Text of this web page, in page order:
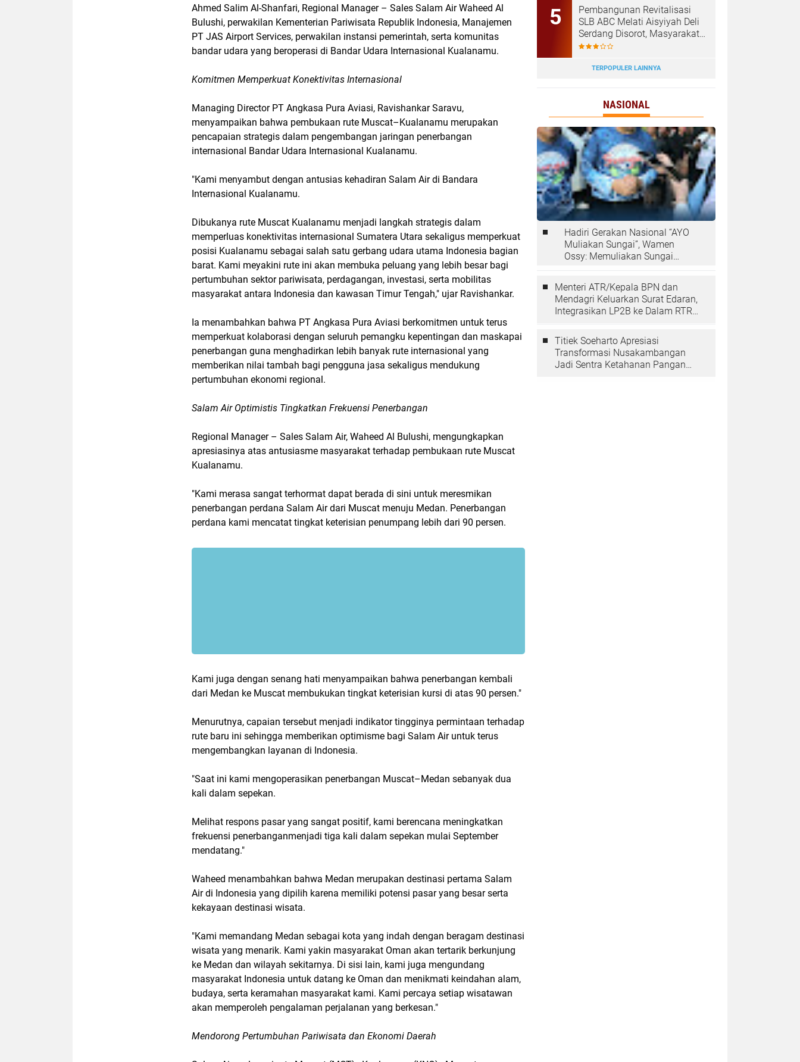
Ahmed Salim Al-Shanfari, Regional Manager – Sales Salam Air Waheed Al
Bulushi, perwakilan Kementerian Pariwisata Republik Indonesia, Manajemen
PT JAS Airport Services, perwakilan instansi pemerintah, serta komunitas
bandar udara yang beroperasi di Bandar Udara Internasional Kualanamu.
Komitmen Memperkuat Konektivitas Internasional
Managing Director PT Angkasa Pura Aviasi, Ravishankar Saravu,
menyampaikan bahwa pembukaan rute Muscat–Kualanamu merupakan
pencapaian strategis dalam pengembangan jaringan penerbangan
internasional Bandar Udara Internasional Kualanamu.
"Kami menyambut dengan antusias kehadiran Salam Air di Bandara
Internasional Kualanamu.
Dibukanya rute Muscat Kualanamu menjadi langkah strategis dalam
memperluas konektivitas internasional Sumatera Utara sekaligus memperkuat
posisi Kualanamu sebagai salah satu gerbang udara utama Indonesia bagian
barat. Kami meyakini rute ini akan membuka peluang yang lebih besar bagi
pertumbuhan sektor pariwisata, perdagangan, investasi, serta mobilitas
masyarakat antara Indonesia dan kawasan Timur Tengah," ujar Ravishankar.
Ia menambahkan bahwa PT Angkasa Pura Aviasi berkomitmen untuk terus
memperkuat kolaborasi dengan seluruh pemangku kepentingan dan maskapai
penerbangan guna menghadirkan lebih banyak rute internasional yang
memberikan nilai tambah bagi pengguna jasa sekaligus mendukung
pertumbuhan ekonomi regional.
Salam Air Optimistis Tingkatkan Frekuensi Penerbangan
Regional Manager – Sales Salam Air, Waheed Al Bulushi, mengungkapkan
apresiasinya atas antusiasme masyarakat terhadap pembukaan rute Muscat
Kualanamu.
"Kami merasa sangat terhormat dapat berada di sini untuk meresmikan
penerbangan perdana Salam Air dari Muscat menuju Medan. Penerbangan
perdana kami mencatat tingkat keterisian penumpang lebih dari 90 persen.
Kami juga dengan senang hati menyampaikan bahwa penerbangan kembali
dari Medan ke Muscat membukukan tingkat keterisian kursi di atas 90 persen."
Menurutnya, capaian tersebut menjadi indikator tingginya permintaan terhadap
rute baru ini sehingga memberikan optimisme bagi Salam Air untuk terus
mengembangkan layanan di Indonesia.
"Saat ini kami mengoperasikan penerbangan Muscat–Medan sebanyak dua
kali dalam sepekan.
Melihat respons pasar yang sangat positif, kami berencana meningkatkan
frekuensi penerbanganmenjadi tiga kali dalam sepekan mulai September
mendatang."
Waheed menambahkan bahwa Medan merupakan destinasi pertama Salam
Air di Indonesia yang dipilih karena memiliki potensi pasar yang besar serta
kekayaan destinasi wisata.
"Kami memandang Medan sebagai kota yang indah dengan beragam destinasi
wisata yang menarik. Kami yakin masyarakat Oman akan tertarik berkunjung
ke Medan dan wilayah sekitarnya. Di sisi lain, kami juga mengundang
masyarakat Indonesia untuk datang ke Oman dan menikmati keindahan alam,
budaya, serta keramahan masyarakat kami. Kami percaya setiap wisatawan
akan memperoleh pengalaman perjalanan yang berkesan."
Mendorong Pertumbuhan Pariwisata dan Ekonomi Daerah
‎Pembangunan Revitalisasi
SLB ABC Melati Aisyiyah Deli
Serdang Disorot, Masyarakat
Pertanyakan Transparansi
TERPOPULER LAINNYA
NASIONAL
Hadiri Gerakan Nasional “AYO
Muliakan Sungai”, Wamen
Ossy: Memuliakan Sungai
Menteri ATR/Kepala BPN dan
Mendagri Keluarkan Surat Edaran,
Integrasikan LP2B ke Dalam RTRW
Titiek Soeharto Apresiasi
Transformasi Nusakambangan
Jadi Sentra Ketahanan Pangan